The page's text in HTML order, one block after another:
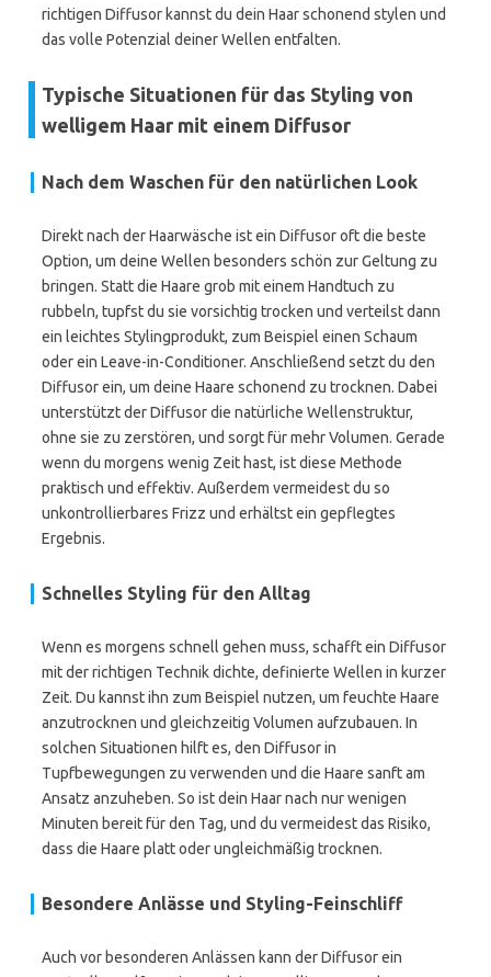
richtigen Diffusor kannst du dein Haar schonend stylen und
das volle Potenzial deiner Wellen entfalten.
Typische Situationen für das Styling von
welligem Haar mit einem Diffusor
Nach dem Waschen für den natürlichen Look
Direkt nach der Haarwäsche ist ein Diffusor oft die beste
Option, um deine Wellen besonders schön zur Geltung zu
bringen. Statt die Haare grob mit einem Handtuch zu
rubbeln, tupfst du sie vorsichtig trocken und verteilst dann
ein leichtes Stylingprodukt, zum Beispiel einen Schaum
oder ein Leave-in-Conditioner. Anschließend setzt du den
Diffusor ein, um deine Haare schonend zu trocknen. Dabei
unterstützt der Diffusor die natürliche Wellenstruktur,
ohne sie zu zerstören, und sorgt für mehr Volumen. Gerade
wenn du morgens wenig Zeit hast, ist diese Methode
praktisch und effektiv. Außerdem vermeidest du so
unkontrollierbares Frizz und erhältst ein gepflegtes
Ergebnis.
Schnelles Styling für den Alltag
Wenn es morgens schnell gehen muss, schafft ein Diffusor
mit der richtigen Technik dichte, definierte Wellen in kurzer
Zeit. Du kannst ihn zum Beispiel nutzen, um feuchte Haare
anzutrocknen und gleichzeitig Volumen aufzubauen. In
solchen Situationen hilft es, den Diffusor in
Tupfbewegungen zu verwenden und die Haare sanft am
Ansatz anzuheben. So ist dein Haar nach nur wenigen
Minuten bereit für den Tag, und du vermeidest das Risiko,
dass die Haare platt oder ungleichmäßig trocknen.
Besondere Anlässe und Styling-Feinschliff
Auch vor besonderen Anlässen kann der Diffusor ein